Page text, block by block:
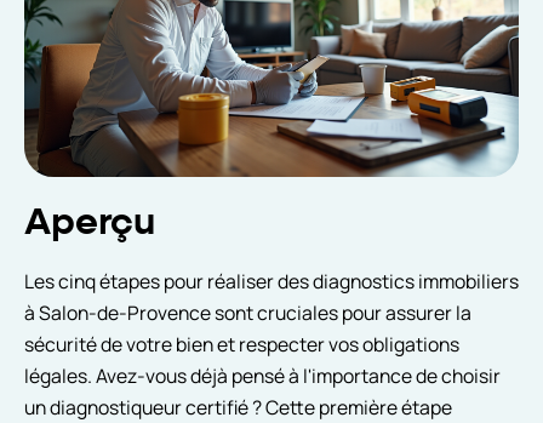
Aperçu
Les cinq étapes pour réaliser des diagnostics immobiliers
à Salon-de-Provence sont cruciales pour assurer la
sécurité de votre bien et respecter vos obligations
légales. Avez-vous déjà pensé à l'importance de choisir
un diagnostiqueur certifié ? Cette première étape